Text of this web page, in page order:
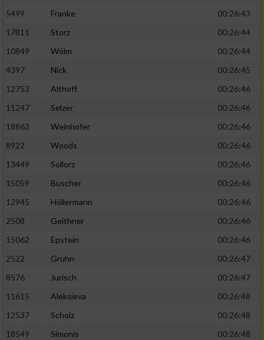
5499
Franke
00:26:43
17811
Storz
00:26:44
10849
Wölm
00:26:44
4397
Nick
00:26:45
12753
Althoff
00:26:46
11247
Selzer
00:26:46
18863
Weinhofer
00:26:46
8922
Woods
00:26:46
13449
Sollorz
00:26:46
15059
Buscher
00:26:46
12945
Höllermann
00:26:46
2508
Geithner
00:26:46
15062
Epstein
00:26:46
2522
Gruhn
00:26:47
8576
Jurisch
00:26:47
11615
Aleksieva
00:26:48
12537
Scholz
00:26:48
18549
Simonis
00:26:48